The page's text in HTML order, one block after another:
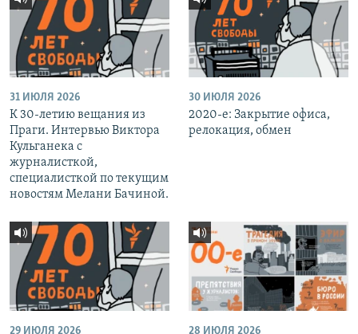
31 ИЮЛЯ 2026
К 30-летию вещания из
Праги. Интервью Виктора
Кульганека с
журналисткой,
специалисткой по текущим
новостям Мелани Бачиной.
30 ИЮЛЯ 2026
2020-е: Закрытие офиса,
релокация, обмен
29 ИЮЛЯ 2026 28 ИЮЛЯ 2026